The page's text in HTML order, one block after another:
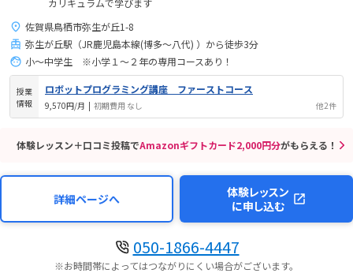
カリキュラムで学びます
佐賀県鳥栖市弥生が丘1-8
弥生が丘駅（JR鹿児島本線(博多～八代) ）から徒歩3分
小～中学生 ※小学１～２年の専用コースあり！
授業
情報
ロボットプログラミング講座 ファーストコース
9,570円/月 | 初期費用 なし 他2件
体験レッスン＋口コミ投稿でAmazonギフトカード2,000円分がもらえる！
詳細ページへ
体験レッスン
に申し込む
050-1866-4447
※お時間帯によってはつながりにくい場合がございます。